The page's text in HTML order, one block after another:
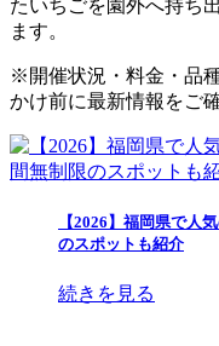
たいちごを園外へ持ち
ます。
※開催状況・料金・品
かけ前に最新情報をご
【2026】福岡県で人
のスポットも紹介
続きを見る